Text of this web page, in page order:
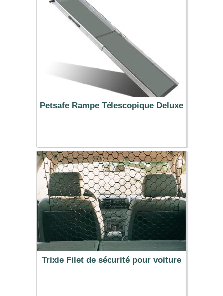
Petsafe Rampe Télescopique Deluxe
169.99 €
Trixie Filet de sécurité pour voiture